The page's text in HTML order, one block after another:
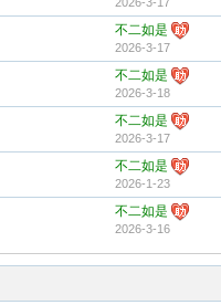
不二如是
2026-3-17
不二如是
2026-3-18
不二如是
2026-3-17
不二如是
2026-1-23
不二如是
2026-3-16